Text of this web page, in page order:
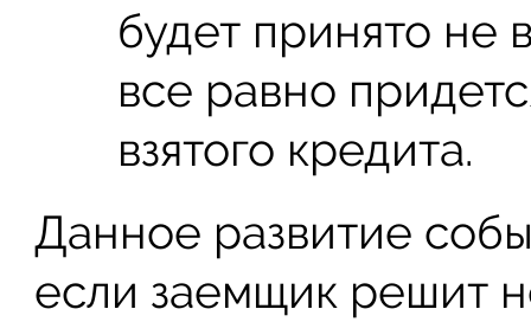
будет принято не
все равно
взятого кредита.
Данное развитие
если заемщик решит